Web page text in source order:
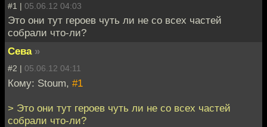
#1 | 05.06.12 04:03
Это они тут героев чуть ли не со всех частей
собрали что-ли?
Сева »
#2 | 05.06.12 04:11
Кому: Stoum, #1
> Это они тут героев чуть ли не со всех частей
собрали что-ли?